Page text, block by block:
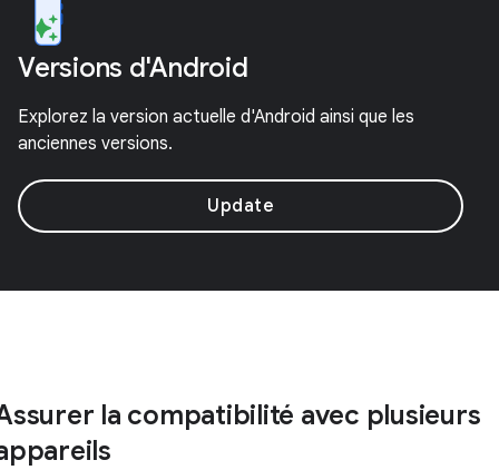
Versions d'Android
Explorez la version actuelle d'Android ainsi que les
anciennes versions.
Update
la compatibilité avec plusieurs